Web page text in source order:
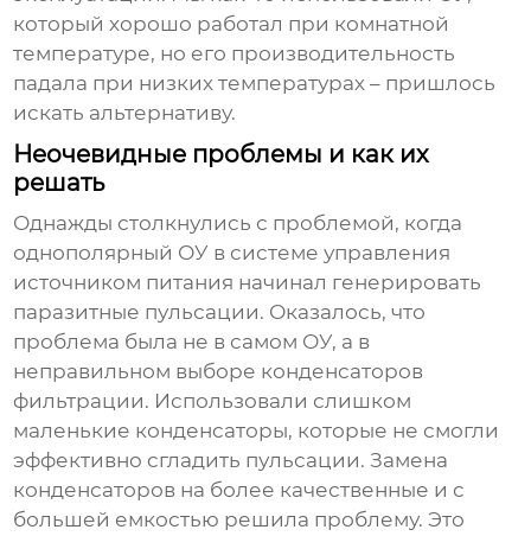
который хорошо работал при комнатной
температуре, но его производительность
падала при низких температурах – пришлось
искать альтернативу.
Неочевидные проблемы и как их
решать
Однажды столкнулись с проблемой, когда
однополярный ОУ в системе управления
источником питания начинал генерировать
паразитные пульсации. Оказалось, что
проблема была не в самом ОУ, а в
неправильном выборе конденсаторов
фильтрации. Использовали слишком
маленькие конденсаторы, которые не смогли
эффективно сгладить пульсации. Замена
конденсаторов на более качественные и с
большей емкостью решила проблему. Это